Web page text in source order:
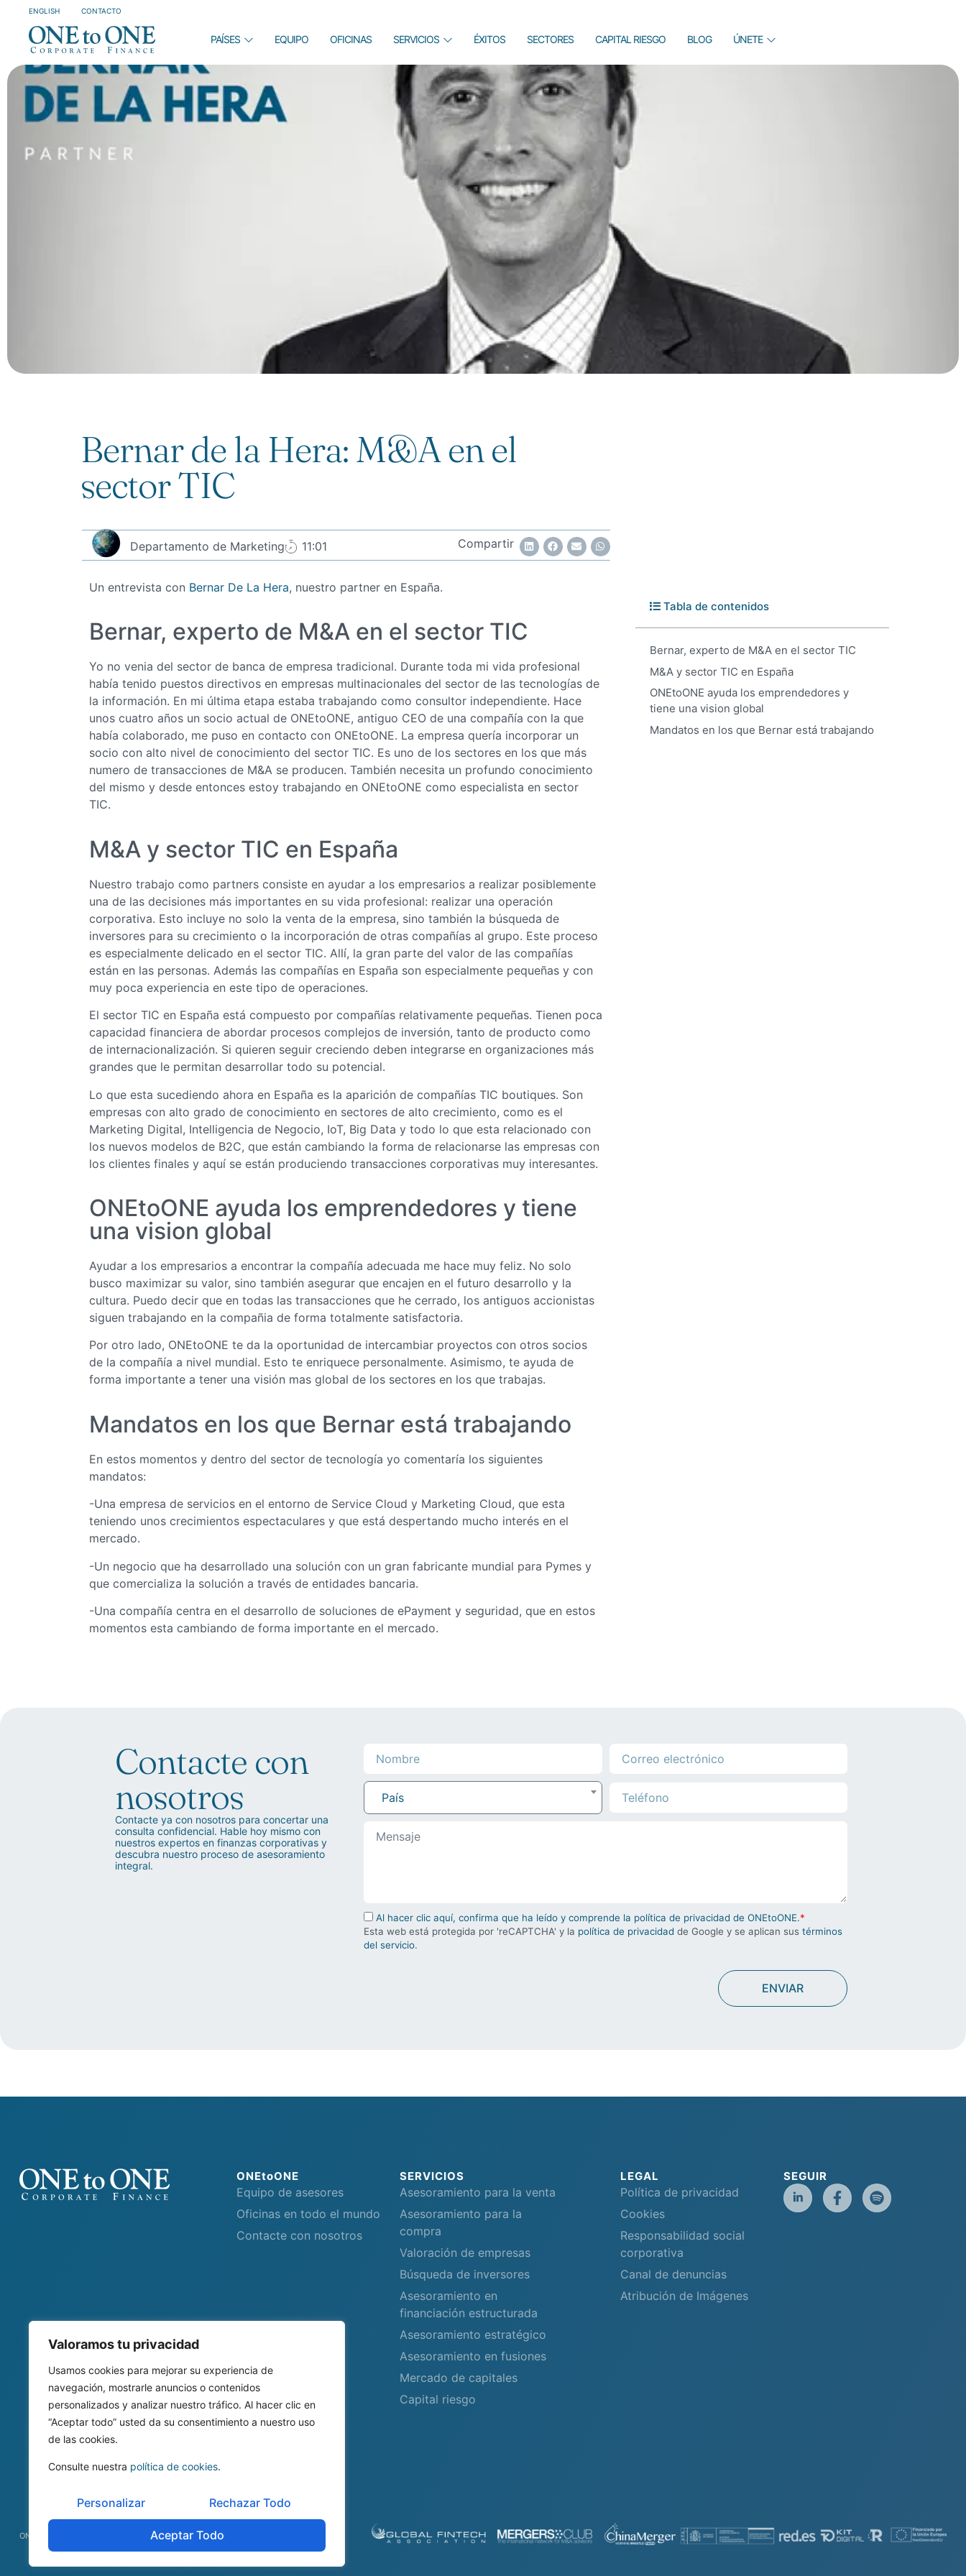
Valoramos tu privacidad
Usamos cookies para mejorar su experiencia de
navegación, mostrarle anuncios o contenidos
personalizados y analizar nuestro tráfico. Al hacer clic en
“Aceptar todo” usted da su consentimiento a nuestro uso
de las cookies.
Consulte nuestra política de cookies.
Personalizar Rechazar Todo
Aceptar Todo
ENGLISH CONTACTO
PAÍSES EQUIPO OFICINAS SERVICIOS ÉXITOS SECTORES CAPITAL RIESGO BLOG ÚNETE
Bernar de la Hera: M&A en el
sector TIC
Departamento de Marketing 11:01 Compartir
Un entrevista con Bernar De La Hera, nuestro partner en España.
Bernar, experto de M&A en el sector TIC
Yo no venia del sector de banca de empresa tradicional. Durante toda mi vida profesional
había tenido puestos directivos en empresas multinacionales del sector de las tecnologías de
la información. En mi última etapa estaba trabajando como consultor independiente. Hace
unos cuatro años un socio actual de ONEtoONE, antiguo CEO de una compañía con la que
había colaborado, me puso en contacto con ONEtoONE. La empresa quería incorporar un
socio con alto nivel de conocimiento del sector TIC. Es uno de los sectores en los que más
numero de transacciones de M&A se producen. También necesita un profundo conocimiento
del mismo y desde entonces estoy trabajando en ONEtoONE como especialista en sector
TIC.
M&A y sector TIC en España
Nuestro trabajo como partners consiste en ayudar a los empresarios a realizar posiblemente
una de las decisiones más importantes en su vida profesional: realizar una operación
corporativa. Esto incluye no solo la venta de la empresa, sino también la búsqueda de
inversores para su crecimiento o la incorporación de otras compañías al grupo. Este proceso
es especialmente delicado en el sector TIC. Allí, la gran parte del valor de las compañías
están en las personas. Además las compañías en España son especialmente pequeñas y con
muy poca experiencia en este tipo de operaciones.
El sector TIC en España está compuesto por compañías relativamente pequeñas. Tienen poca
capacidad financiera de abordar procesos complejos de inversión, tanto de producto como
de internacionalización. Si quieren seguir creciendo deben integrarse en organizaciones más
grandes que le permitan desarrollar todo su potencial.
Lo que esta sucediendo ahora en España es la aparición de compañías TIC boutiques. Son
empresas con alto grado de conocimiento en sectores de alto crecimiento, como es el
Marketing Digital, Intelligencia de Negocio, IoT, Big Data y todo lo que esta relacionado con
los nuevos modelos de B2C, que están cambiando la forma de relacionarse las empresas con
los clientes finales y aquí se están produciendo transacciones corporativas muy interesantes.
ONEtoONE ayuda los emprendedores y tiene
una vision global
Ayudar a los empresarios a encontrar la compañía adecuada me hace muy feliz. No solo
busco maximizar su valor, sino también asegurar que encajen en el futuro desarrollo y la
cultura. Puedo decir que en todas las transacciones que he cerrado, los antiguos accionistas
siguen trabajando en la compañia de forma totalmente satisfactoria.
Por otro lado, ONEtoONE te da la oportunidad de intercambiar proyectos con otros socios
de la compañía a nivel mundial. Esto te enriquece personalmente. Asimismo, te ayuda de
forma importante a tener una visión mas global de los sectores en los que trabajas.
Mandatos en los que Bernar está trabajando
En estos momentos y dentro del sector de tecnología yo comentaría los siguientes
mandatos:
-Una empresa de servicios en el entorno de Service Cloud y Marketing Cloud, que esta
teniendo unos crecimientos espectaculares y que está despertando mucho interés en el
mercado.
-Un negocio que ha desarrollado una solución con un gran fabricante mundial para Pymes y
que comercializa la solución a través de entidades bancaria.
-Una compañía centra en el desarrollo de soluciones de ePayment y seguridad, que en estos
momentos esta cambiando de forma importante en el mercado.
Tabla de contenidos
Bernar, experto de M&A en el sector TIC
M&A y sector TIC en España
ONEtoONE ayuda los emprendedores y
tiene una vision global
Mandatos en los que Bernar está trabajando
Contacte con
nosotros
Contacte ya con nosotros para concertar una
consulta confidencial. Hable hoy mismo con
nuestros expertos en finanzas corporativas y
descubra nuestro proceso de asesoramiento
integral.
País
Al hacer clic aquí, confirma que ha leído y comprende la política de privacidad de ONEtoONE.*
Esta web está protegida por 'reCAPTCHA' y la política de privacidad de Google y se aplican sustérminos
del servicio.
ONEtoONE
Equipo de asesores
Oficinas en todo el mundo
Contacte con nosotros
SERVICIOS
Asesoramiento para la venta
Asesoramiento para la
compra
Valoración de empresas
Búsqueda de inversores
Asesoramiento en
financiación estructurada
Asesoramiento estratégico
Asesoramiento en fusiones
Mercado de capitales
Capital riesgo
LEGAL
Política de privacidad
Cookies
Responsabilidad social
corporativa
Canal de denuncias
Atribución de Imágenes
SEGUIR
ONEtoONE Corporate Finance © Todos los derechos reservados 2026.